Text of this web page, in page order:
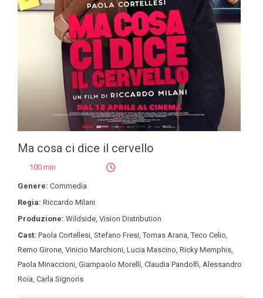
Ma cosa ci dice il cervello
100 min
Genere: Commedia
Regia: Riccardo Milani
Produzione: Wildside Vision Distribution
Cast: Paola Cortellesi Stefano Fresi ,Tomas Arana ,Teco Celio
Remo Girone Vinicio Marchioni Lucia Mascino Ricky Memphis
Paola Minaccioni Giampaolo Morelli Claudia Pandolfi Alessandro
Roia Carla Signoris